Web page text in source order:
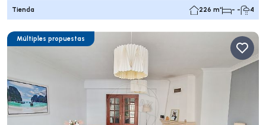
Tienda 226 m² - - 4
Múltiples propuestas